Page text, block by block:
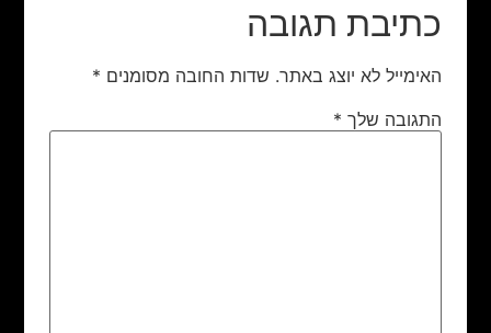
כתיבת תגובה
האימייל לא יוצג באתר. שדות החובה מסומנים *
התגובה שלך *